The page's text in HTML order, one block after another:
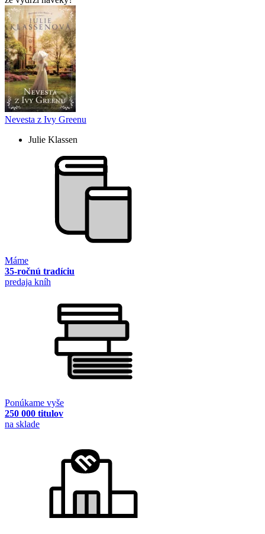
Nevesta z Ivy Greenu
Julie Klassen
Máme
35-ročnú tradíciu
predaja kníh
Ponúkame vyše
250 000 titulov
na sklade